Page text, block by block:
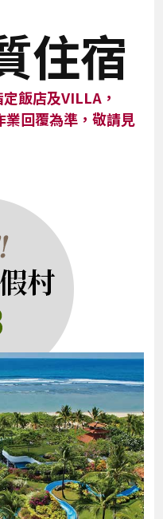
住宿
飯店及VILLA，
回覆為準，敬請見